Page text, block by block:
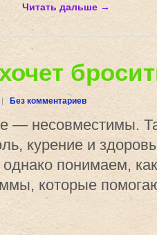
Читать дальше →
Без комментариев
— несовместимы.
курение и
понимаем,
которые